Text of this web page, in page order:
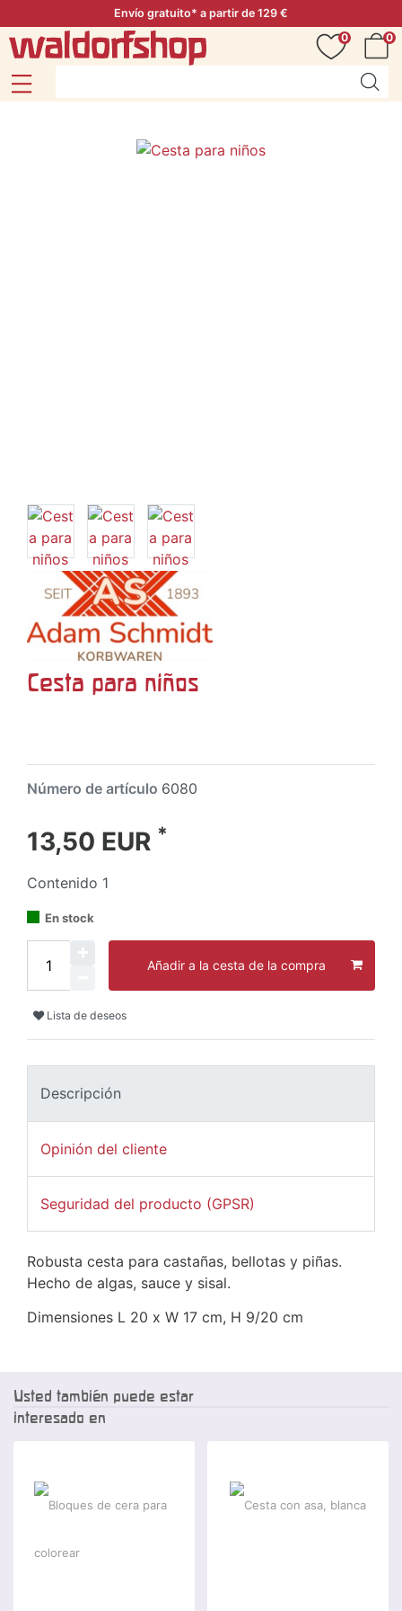
Envío gratuito* a partir de 129 €
0
0
Cesta para niños
Número de artículo 6080
13,50 EUR *
Contenido 1
En stock
Añadir a la cesta de la compra
Lista de deseos
Descripción
Opinión del cliente
Seguridad del producto (GPSR)
Robusta cesta para castañas, bellotas y piñas.
Hecho de algas, sauce y sisal.
Dimensiones L 20 x W 17 cm, H 9/20 cm
Usted también puede estar
interesado en